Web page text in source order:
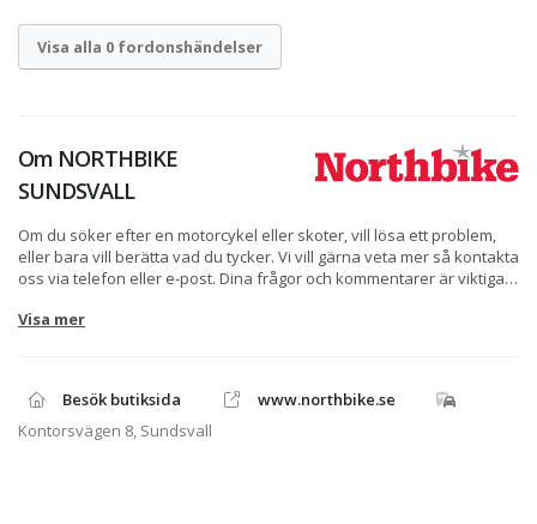
Visa alla 0 fordonshändelser
Om NORTHBIKE
SUNDSVALL
Om du söker efter en motorcykel eller skoter, vill lösa ett problem,
eller bara vill berätta vad du tycker. Vi vill gärna veta mer så kontakta
oss via telefon eller e-post. Dina frågor och kommentarer är viktiga
prata lite om MC, ATV, skoter eller vattenskoter tveka inte att
då kan du alltid använda formuläret på höger sida så besvarar vi din
fråga så fort som möjligt.
Visa mer
Besök butiksida
www.northbike.se
Kontorsvägen 8, Sundsvall